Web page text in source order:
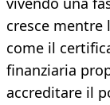
cresce mentre
come il
finanziaria
accreditare il